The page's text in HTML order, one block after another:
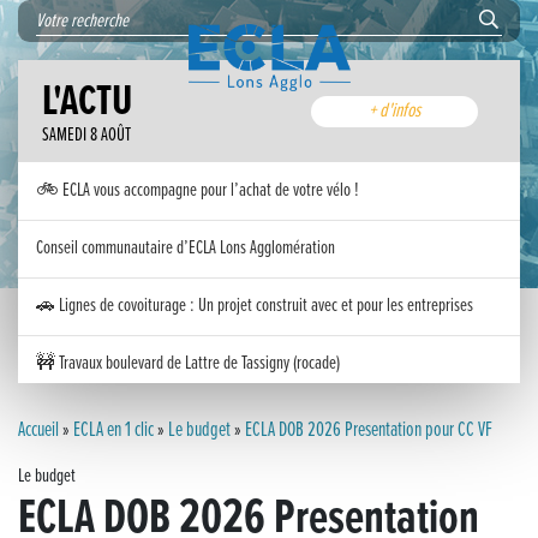
L'ACTU
SAMEDI 8 AOÛT
+ d'infos
🚲 ECLA vous accompagne pour l’achat de votre vélo !
Conseil communautaire d’ECLA Lons Agglomération
🚗 Lignes de covoiturage : Un projet construit avec et pour les entreprises
🚧 Travaux boulevard de Lattre de Tassigny (rocade)
Inauguration nouvelle station d’épuration (STEP) de Trenal
Festival des solutions écologiques 2026
Accueil» ECLA en 1 clic» Le budget» ECLA DOB 2026 Presentation pour CC VF
Le budget
ECLA DOB 2026 Presentation